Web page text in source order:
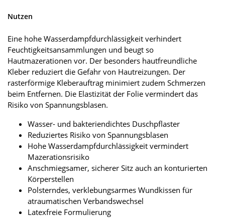
Nutzen
Eine hohe Wasserdampfdurchlässigkeit verhindert
Feuchtigkeitsansammlungen und beugt so
Hautmazerationen vor. Der besonders hautfreundliche
Kleber reduziert die Gefahr von Hautreizungen. Der
rasterförmige Kleberauftrag minimiert zudem Schmerzen
beim Entfernen. Die Elastizität der Folie vermindert das
Risiko von Spannungsblasen.
Wasser- und bakteriendichtes Duschpflaster
Reduziertes Risiko von Spannungsblasen
Hohe Wasserdampfdurchlässigkeit vermindert
Mazerationsrisiko
Anschmiegsamer, sicherer Sitz auch an konturierten
Körperstellen
Polsterndes, verklebungsarmes Wundkissen für
atraumatischen Verbandswechsel
Latexfreie Formulierung